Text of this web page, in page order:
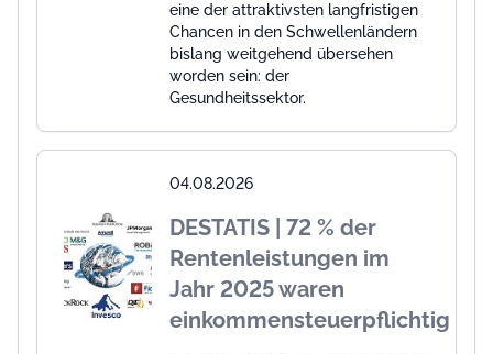
eine der attraktivsten langfristigen
Chancen in den Schwellenländern
bislang weitgehend übersehen
worden sein: der
Gesundheitssektor.
04.08.2026
DESTATIS | 72 % der
Rentenleistungen im
Jahr 2025 waren
einkommensteuerpflichtig